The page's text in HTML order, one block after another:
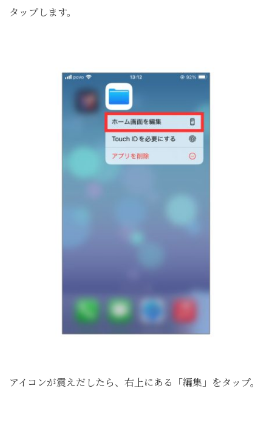
タップします。
アイコンが震えだしたら、右上にある「編集」をタップ。